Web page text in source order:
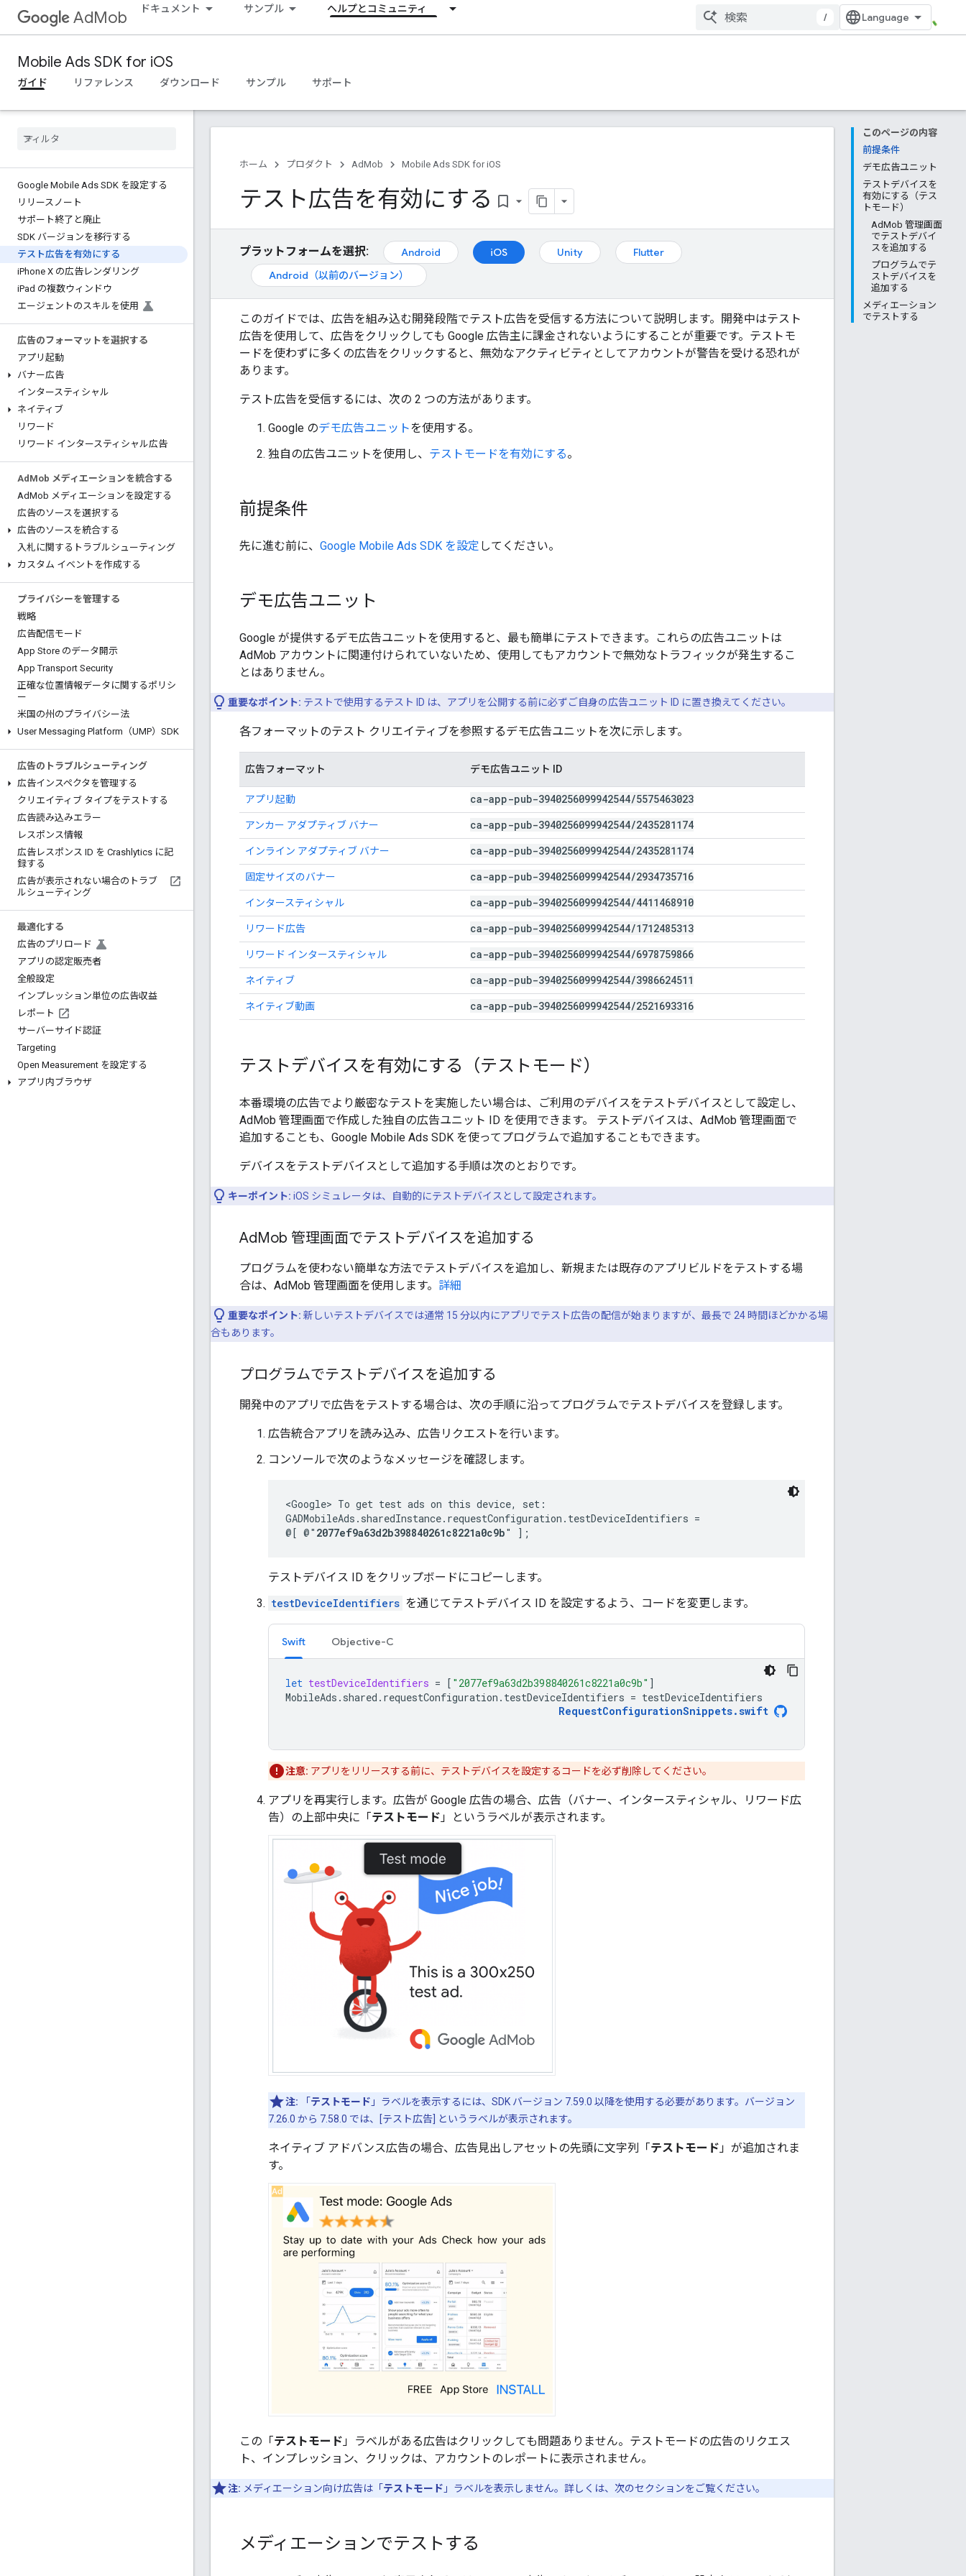
AdMob ドキュメント サンプル ヘルプとコミュニティ
/
Mobile Ads SDK for iOS
ガイド リファレンス ダウンロード サンプル サポート
Google Mobile Ads SDK を設定する
リリースノート
サポート終了と廃止
SDK バージョンを移行する
テスト広告を有効にする
iPhone X の広告レンダリング
iPad の複数ウィンドウ
エージェントのスキルを使用
広告のフォーマットを選択する
アプリ起動
バナー広告
インタースティシャル
ネイティブ
リワード
リワード インタースティシャル広告
Ad Mob メディエーションを統合する
AdMob メディエーションを設定する
広告のソースを選択する
広告のソースを統合する
入札に関するトラブルシューティング
カスタム イベントを作成する
プライバシーを管理する
戦略
広告配信モード
App Store のデータ開示
App Transport Security
正確な位置情報データに関するポリシ
ー
米国の州のプライバシー法
User Messaging Platform（UMP）SDK
広告のトラブルシューティング
広告インスペクタを管理する
クリエイティブ タイプをテストする
広告読み込みエラー
レスポンス情報
広告レスポンス ID を Crashlytics に記
録する
広告が表示されない場合のトラブ
ルシューティング
最適化する
広告のプリロード
アプリの認定販売者
全般設定
インプレッション単位の広告収益
レポート
サーバーサイド認証
Targeting
Open Measurement を設定する
アプリ内ブラウザ
このページの内容
前提条件
デモ広告ユニット
テストデバイスを
有効にする（テス
トモード）
AdMob 管理画面
でテストデバイ
スを追加する
プログラムでテ
ストデバイスを
追加する
メディエーション
でテストする
ホーム プロダクト AdMob Mobile Ads SDK for iOS
テスト広告を有効にする bookmark_border
プラットフォームを選択: Android iOS Unity
Flutter
Android（以前のバージョン）
このガイドでは、広告を組み込む開発段階でテスト広告を受信する方法について説明します。開発中はテスト
広告を使用して、広告をクリックしても Google 広告主に課金されないようにすることが重要です。テストモ
ードを使わずに多くの広告をクリックすると、無効なアクティビティとしてアカウントが警告を受ける恐れが
あります。
テスト広告を受信するには、次の 2 つの方法があります。
Google のデモ広告ユニットを使用する。
独自の広告ユニットを使用し、 テストモードを有効にする。
前提条件
先に進む前に、 Google Mobile Ads SDK を設定 してください。
デモ広告ユニット
Google が提供するデモ広告ユニットを使用すると、最も簡単にテストできます。これらの広告ユニットは
AdMob アカウントに関連付けられていないため、使用してもアカウントで無効なトラフィックが発生するこ
とはありません。
重要なポイント: テストで使用するテスト ID は、アプリを公開する前に必ずご自身の広告ユニット ID に置き換えてください。
各フォーマットのテスト クリエイティブを参照するデモ広告ユニットを次に示します。
広告フォーマット デモ広告ユニット ID
アプリ起動 ca-app-pub-3940256099942544/5575463023
アンカー アダプティブ バナー ca-app-pub-3940256099942544/2435281174
インライン アダプティブ バナー ca-app-pub-3940256099942544/2435281174
固定サイズのバナー ca-app-pub-3940256099942544/2934735716
インタースティシャル ca-app-pub-3940256099942544/4411468910
リワード広告 ca-app-pub-3940256099942544/1712485313
リワード インタースティシャル ca-app-pub-3940256099942544/6978759866
ネイティブ ca-app-pub-3940256099942544/3986624511
ネイティブ動画 ca-app-pub-3940256099942544/2521693316
テストデバイスを有効にする（テストモード）
本番環境の広告でより厳密なテストを実施したい場合は、ご利用のデバイスをテストデバイスとして設定し、
AdMob 管理画面で作成した独自の広告ユニット ID を使用できます。 テストデバイスは、AdMob 管理画面で
追加することも、 Google Mobile Ads SDK を使ってプログラムで追加することもできます。
デバイスをテストデバイスとして追加する手順は次のとおりです。
キーポイント: iOS シミュレータは、自動的にテストデバイスとして設定されます。
AdMob 管理画面でテストデバイスを追加する
プログラムを使わない簡単な方法でテストデバイスを追加し、新規または既存のアプリビルドをテストする場
合は、AdMob 管理画面を使用します。 詳細
重要なポイント: 新しいテストデバイスでは通常 15 分以内にアプリでテスト広告の配信が始まりますが、最長で 24 時間ほどかかる場
合もあります。
プログラムでテストデバイスを追加する
開発中のアプリで広告をテストする場合は、次の手順に沿ってプログラムでテストデバイスを登録します。
広告統合アプリを読み込み、広告リクエストを行います。
コンソールで次のようなメッセージを確認します。
<Google> To get test ads on this device, set:
GADMobileAds.sharedInstance.requestConfiguration.testDeviceIdentifiers =
@[ @" 2077ef9a63d2b398840261c8221a0c9b" ];
テストデバイス ID をクリップボードにコピーします。
testDeviceIdentifiers を通じてテストデバイス ID を設定するよう、コードを変更します。
Swift Objective-C
let testDeviceIdentifiers = [ "2077ef9a63d2b398840261c8221a0c9b" ]
MobileAds . shared . requestConfiguration . testDeviceIdentifiers = testDeviceIdentifiers
RequestConfigurationSnippets.swift
注意: アプリをリリースする前に、テストデバイスを設定するコードを必ず削除してください。
アプリを再実行します。広告が Google 広告の場合、広告（バナー、インタースティシャル、リワード広
告）の上部中央に「テストモード」というラベルが表示されます。
注: 「 テストモード 」ラベルを表示するには、SDK バージョン 7.59.0 以降を使用する必要があります。バージョン
7.26.0 から 7.58.0 では、[テスト広告] というラベルが表示されます。
ネイティブ アドバンス広告の場合、広告見出しアセットの先頭に文字列「テストモード 」が追加されま
す。
この「テストモード」ラベルがある広告はクリックしても問題ありません。テストモードの広告のリクエス
ト、インプレッション、クリックは、アカウントのレポートに表示されません。
注: メディエーション向け広告は「 テストモード 」ラベルを表示しません。詳しくは、次のセクションをご覧ください。
メディエーションでテストする